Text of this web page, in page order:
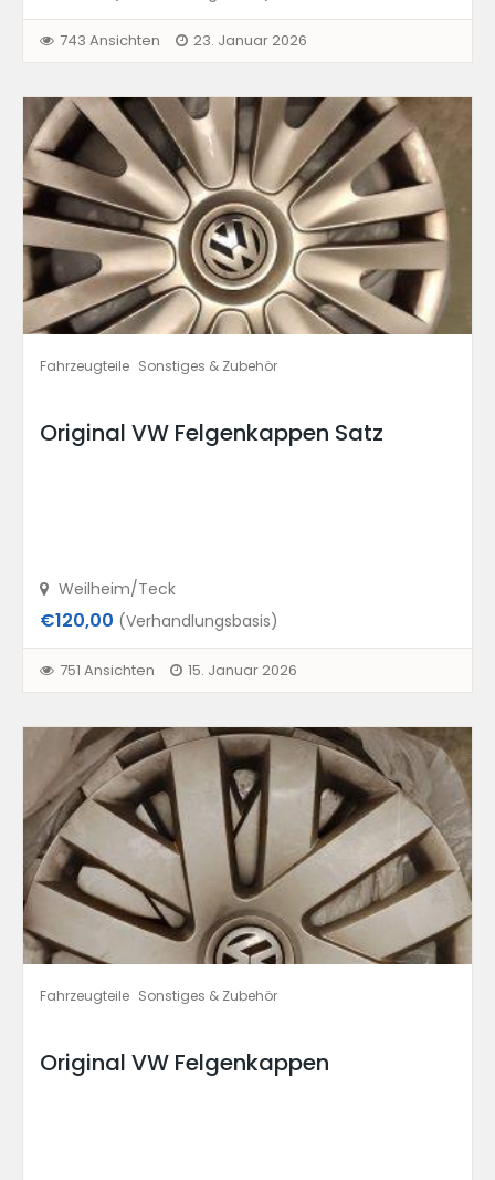
743 Ansichten 23. Januar 2026
Fahrzeugteile Sonstiges & Zubehör
Original VW Felgenkappen Satz
Weilheim/Teck
€120,00 (Verhandlungsbasis)
751 Ansichten 15. Januar 2026
Fahrzeugteile Sonstiges & Zubehör
Original VW Felgenkappen